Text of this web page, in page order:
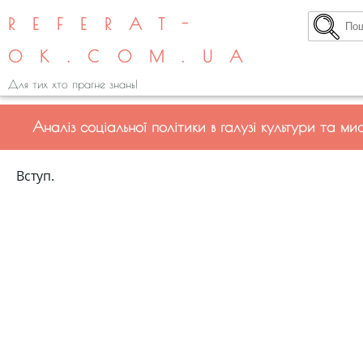
REFERAT-
OK.COM.UA
Для тих хто прагне знань!
Аналіз соціальної політики в галузі культури та
Вступ.